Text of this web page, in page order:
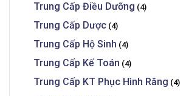
Trung Cấp Điều Dưỡng (4)
Trung Cấp Dược (4)
Trung Cấp Hộ Sinh (4)
Trung Cấp Kế Toán (4)
Trung Cấp KT Phục Hình Răng (4)